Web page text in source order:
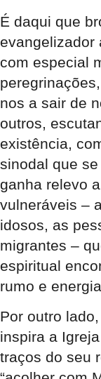
É daqui que
evangelizador
com especial
nos a sair de
outros,
existência,
sinodal que
ganha relevo
vulneráveis –
idosos, as
migrantes –
espiritual
rumo e
Por outro
inspira a
traços do seu